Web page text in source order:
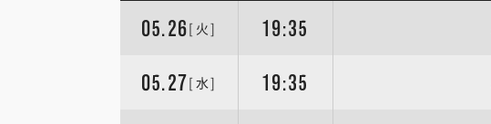
05.26[火] 19:35
05.27[水] 19:35